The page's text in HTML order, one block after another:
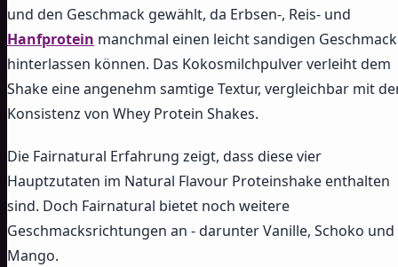
und den Geschmack gewählt, da Erbsen-, Reis- und
Hanfprotein manchmal einen leicht sandigen Geschmack
hinterlassen können. Das Kokosmilchpulver verleiht dem
Shake eine angenehm samtige Textur, vergleichbar mit
Konsistenz von Whey Protein Shakes.
Die Fairnatural Erfahrung zeigt, dass diese vier
Hauptzutaten im Natural Flavour Proteinshake enthalten
sind. Doch Fairnatural bietet noch weitere
Geschmacksrichtungen an - darunter Vanille, Schoko und
Mango.